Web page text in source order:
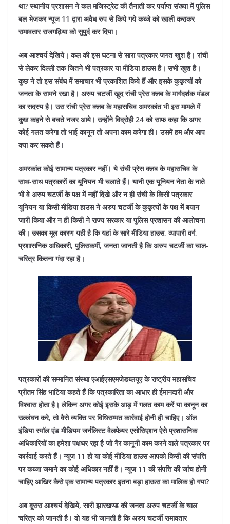
था? स्थानीय प्रशासन ने कल मजिस्ट्रेट की तैनाती कर पर्याप्त संख्या में पुलिस
बल भेजकर न्यूज 11 द्वारा अवैध रुप से किये गये कब्जे को खाली कराकर
रामावतार राजगढ़िया को सुपुर्द कर दिया।
अब आश्चर्य देखिये। कल की इस घटना से सारा पत्रकार जगत खुश है। रांची
से लेकर दिल्ली तक जितने भी पत्रकार या मीडिया हाउस है। सभी खुश है।
कुछ ने तो इस संबंध में समाचार भी प्रकाशित किये हैं और इसके कुकृत्यों को
जनता के सामने रखा है। अरुप चटर्जी खुद रांची प्रेस क्लब के मार्गदर्शक मंडल
का सदस्य है। उस रांची प्रेस क्लब के महासचिव अमरकांत भी इस मामले में
कुछ कहने से बचते नजर आये। उन्होंने विद्रोही 24 को साफ कहा कि अगर
कोई गलत करेगा तो भाई कानून तो अपना काम करेगा ही। उसमें हम और आप
क्या कर सकते हैं।
अमरकांत कोई सामान्य पत्रकार नहीं। ये रांची प्रेस क्लब के महासचिव के
साथ-साथ पत्रकारों का यूनियन भी चलाते हैं। यानी एक यूनियन नेता के नाते
भी वे अरुप चटर्जी के पक्ष में नहीं दिखे और न ही रांची के किसी पत्रकार
यूनियन या किसी मीडिया हाउस ने अरुप चटर्जी के कुकृत्यों के पक्ष में बयान
जारी किया और न ही किसी ने राज्य सरकार या पुलिस प्रशासन की आलोचना
की। उसका मूल कारण यही है कि यहां के सारे मीडिया हाउस, व्यापारी वर्ग,
प्रशासनिक अधिकारी, पुलिसकर्मी, जनता जानती है कि अरुप चटर्जी का चाल-
चरित्र कितना गंदा रहा है।
पत्रकारों की सम्मानित संस्था एआईएसएमजेडब्लयूए के राष्ट्रीय महासचिव
प्रीतम सिंह भाटिया कहते हैं कि पत्रकारिता का आधार ही ईमानदारी और
विश्वास होता है। लेकिन अगर कोई इसके आड़ में गलत काम करें या कानून का
उल्लंघन करे, तो वैसे व्यक्ति पर विधिसम्मत कार्रवाई होनी ही चाहिए। ऑल
इंडिया स्मॉल एंड मीडियम जर्नलिस्ट वैलफेयर एसोसिएशन ऐसे प्रशासनिक
अधिकारियों का हमेशा पक्षधर रहा है जो गैर कानूनी काम करने वाले पत्रकार पर
कार्रवाई करते हैं। न्यूज 11 हो या कोई मीडिया हाउस आपको किसी की संपत्ति
पर कब्जा जमाने का कोई अधिकार नहीं है। न्यूज 11 की संपत्ति की जांच होनी
चाहिए आखिर कैसे एक सामान्य पत्रकार इतना बड़ा हाऊस का मालिक हो गया?
अब दूसरा आश्चर्य देखिये, सारी झारखण्ड की जनता अरुप चटर्जी के चाल
चरित्र को जानती है। वो यह भी जानती है कि अरुप चटर्जी रामावतार